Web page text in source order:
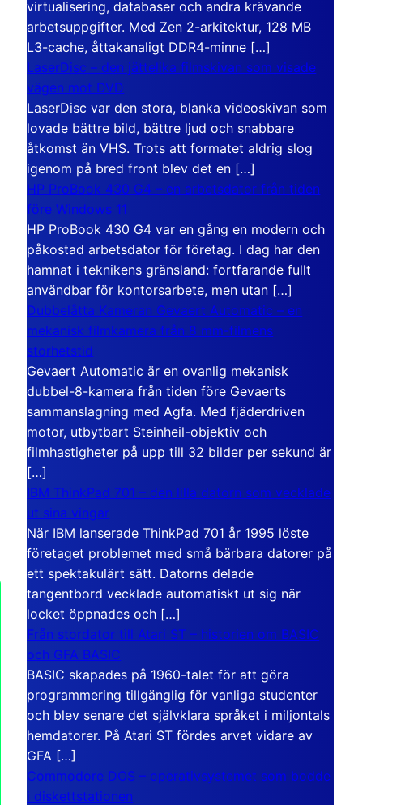
virtualisering, databaser och andra krävande
arbetsuppgifter. Med Zen 2-arkitektur, 128 MB
L3-cache, åttakanaligt DDR4-minne […]
LaserDisc – den jättelika filmskivan som visade
vägen mot DVD
LaserDisc var den stora, blanka videoskivan som
lovade bättre bild, bättre ljud och snabbare
åtkomst än VHS. Trots att formatet aldrig slog
igenom på bred front blev det en […]
HP ProBook 430 G4 – en arbetsdator från tiden
före Windows 11
HP ProBook 430 G4 var en gång en modern och
påkostad arbetsdator för företag. I dag har den
hamnat i teknikens gränsland: fortfarande fullt
användbar för kontorsarbete, men utan […]
Dubbelåtta Kameran Gevaert Automatic – en
mekanisk filmkamera från 8 mm-filmens
storhetstid
Gevaert Automatic är en ovanlig mekanisk
dubbel-8-kamera från tiden före Gevaerts
sammanslagning med Agfa. Med fjäderdriven
motor, utbytbart Steinheil-objektiv och
filmhastigheter på upp till 32 bilder per sekund är
[…]
IBM ThinkPad 701 – den lilla datorn som vecklade
ut sina vingar
När IBM lanserade ThinkPad 701 år 1995 löste
företaget problemet med små bärbara datorer på
ett spektakulärt sätt. Datorns delade
tangentbord vecklade automatiskt ut sig när
locket öppnades och […]
Från stordator till Atari ST – historien om BASIC
och GFA BASIC
BASIC skapades på 1960-talet för att göra
programmering tillgänglig för vanliga studenter
och blev senare det självklara språket i miljontals
hemdatorer. På Atari ST fördes arvet vidare av
GFA […]
Commodore DOS – operativsystemet som bodde
i diskettstationen